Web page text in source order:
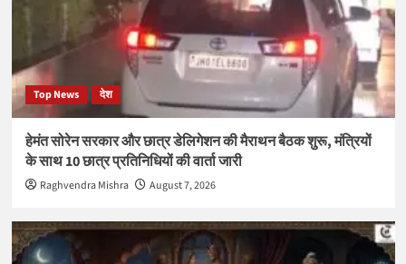
Top News देश
हेमंत सोरेन सरकार और छात्र डेलिगेशन की मैराथन बैठक शुरू, मंत्रियों
के साथ 10 छात्र प्रतिनिधियों की वार्ता जारी
Raghvendra Mishra August 7, 2026